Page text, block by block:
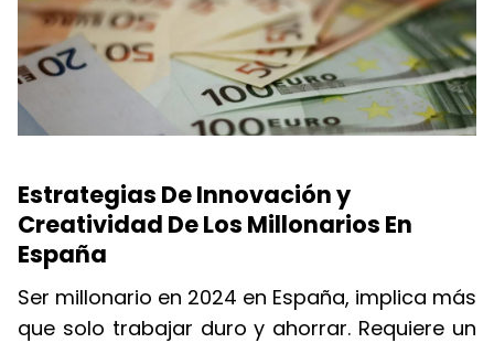
Estrategias De Innovación y
Creatividad De Los Millonarios En
España
Ser millonario en 2024 en España, implica más
que solo trabajar duro y ahorrar. Requiere un